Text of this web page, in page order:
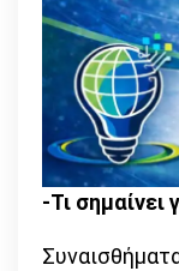
-Τι σημαίνει